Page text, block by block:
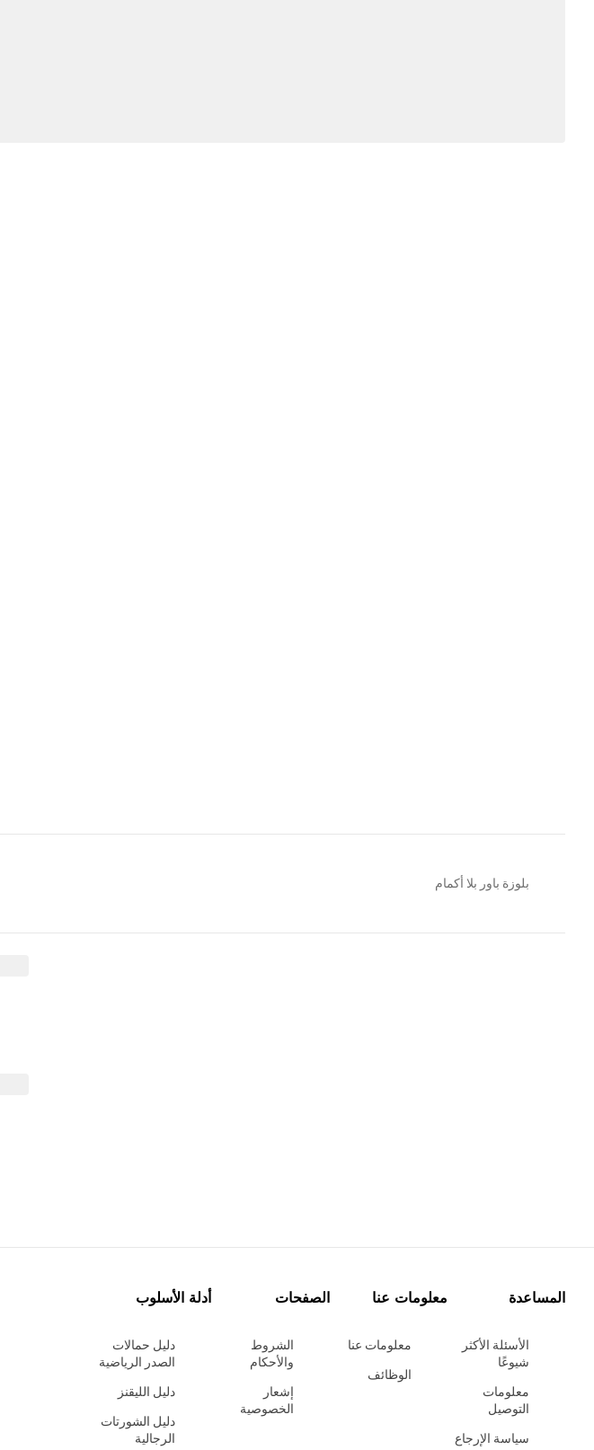
بلوزة باور بلا أكمام
المساعدة
الأسئلة الأكثر
شيوعًا
معلومات
التوصيل
سياسة الإرجاع
معلومات عنا
معلومات عنا
الوظائف
الصفحات
الشروط
والأحكام
إشعار
الخصوصية
أدلة الأسلوب
دليل حمالات
الصدر الرياضية
دليل الليقنز
دليل الشورتات
الرجالية